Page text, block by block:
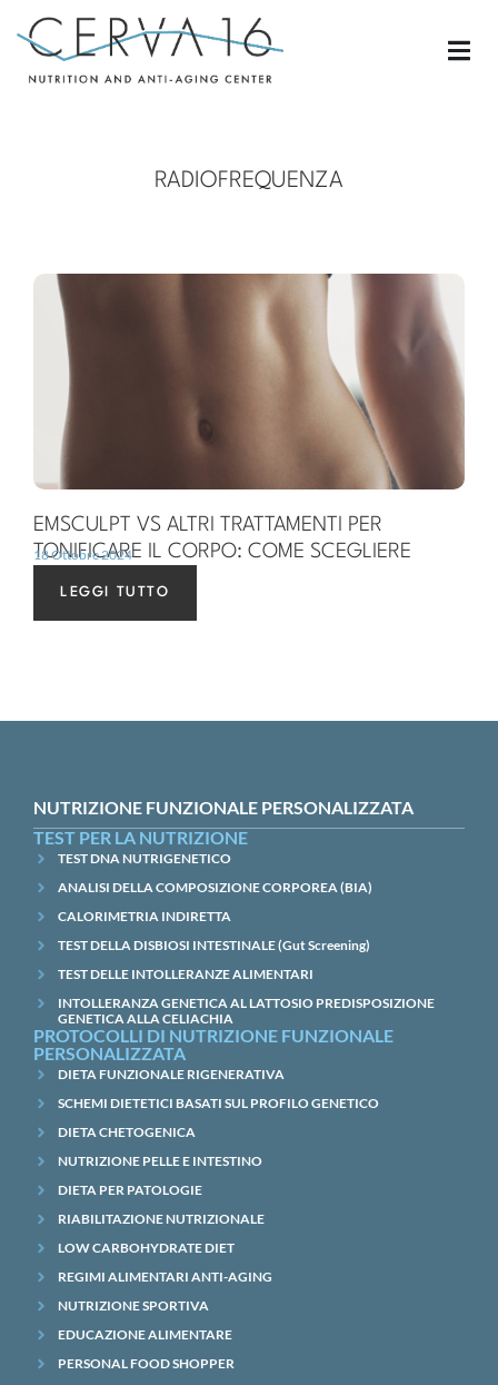
RADIOFREQUENZA
EMSCULPT VS ALTRI TRATTAMENTI PER
TONIFICARE IL CORPO: COME SCEGLIERE
18 Ottobre 2024
LEGGI TUTTO
NUTRIZIONE FUNZIONALE PERSONALIZZATA
TEST PER LA NUTRIZIONE
TEST DNA NUTRIGENETICO
ANALISI DELLA COMPOSIZIONE CORPOREA (BIA)
CALORIMETRIA INDIRETTA
TEST DELLA DISBIOSI INTESTINALE (Gut Screening)
TEST DELLE INTOLLERANZE ALIMENTARI
INTOLLERANZA GENETICA AL LATTOSIO PREDISPOSIZIONE
GENETICA ALLA CELIACHIA
PROTOCOLLI DI NUTRIZIONE FUNZIONALE
PERSONALIZZATA
DIETA FUNZIONALE RIGENERATIVA
SCHEMI DIETETICI BASATI SUL PROFILO GENETICO
DIETA CHETOGENICA
NUTRIZIONE PELLE E INTESTINO
DIETA PER PATOLOGIE
RIABILITAZIONE NUTRIZIONALE
LOW CARBOHYDRATE DIET
REGIMI ALIMENTARI ANTI-AGING
NUTRIZIONE SPORTIVA
EDUCAZIONE ALIMENTARE
PERSONAL FOOD SHOPPER